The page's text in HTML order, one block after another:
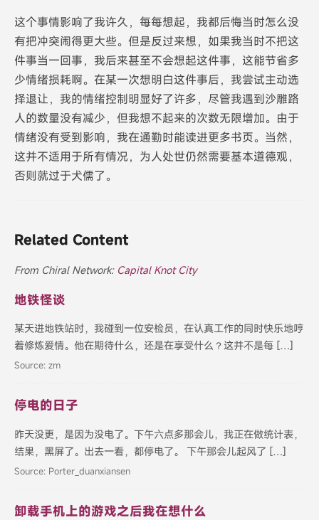
这个事情影响了我许久，每每想起，我都后悔当时怎么没
有把冲突闹得更大些。但是反过来想，如果我当时不把这
件事当一回事，我后来甚至不会想起这件事，这能节省多
少情绪损耗啊。在某一次想明白这件事后，我尝试主动选
择退让，我的情绪控制明显好了许多，尽管我遇到沙雕路
人的数量没有减少，但我想不起来的次数无限增加。由于
情绪没有受到影响，我在通勤时能读进更多书页。当然，
这并不适用于所有情况，为人处世仍然需要基本道德观，
否则就过于犬儒了。
Related Content
From Chiral Network: Capital Knot City
地铁怪谈
某天进地铁站时，我碰到一位安检员，在认真工作的同时快乐地哼
着修炼爱情。他在期待什么，还是在享受什么？这并不是每 […]
Source: zm
停电的日子
昨天没更，是因为没电了。下午六点多那会儿，我正在做统计表，
结果，黑屏了。出去一看，都停电了。 下午那会儿起风了 […]
Source: Porter_duanxiansen
卸载手机上的游戏之后我在想什么